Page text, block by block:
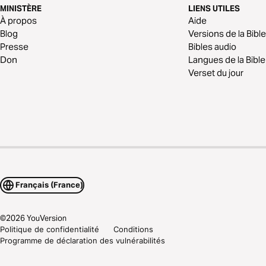
MINISTÈRE
À propos
Blog
Presse
Don
LIENS UTILES
Aide
Versions de la Bible
Bibles audio
Langues de la Bible
Verset du jour
Français (France)
©2026YouVersion
Politique de confidentialité
Conditions
Programme de déclaration des vulnérabilités